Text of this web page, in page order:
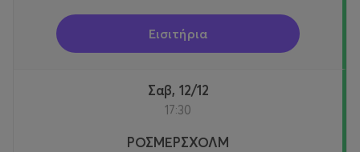
Εισιτήρια
Σαβ, 12/12
17:30
ΡΟΣΜΕΡΣΧΟΛΜ